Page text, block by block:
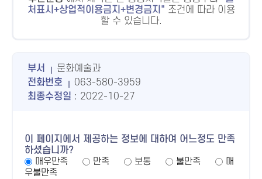
Resize20of20IMG_0478
처표시+상업적이용금지+변경금지
조건에 따라 이용
할 수 있습니다.
부서
문화예술과
전화번호
063-580-3959
최종수정일 : 2022-10-27
이 페이지에서 제공하는 정보에 대하여 어느정도 만족
하셨습니까?
매우만족
만족 보통 불만족
매
우불만족